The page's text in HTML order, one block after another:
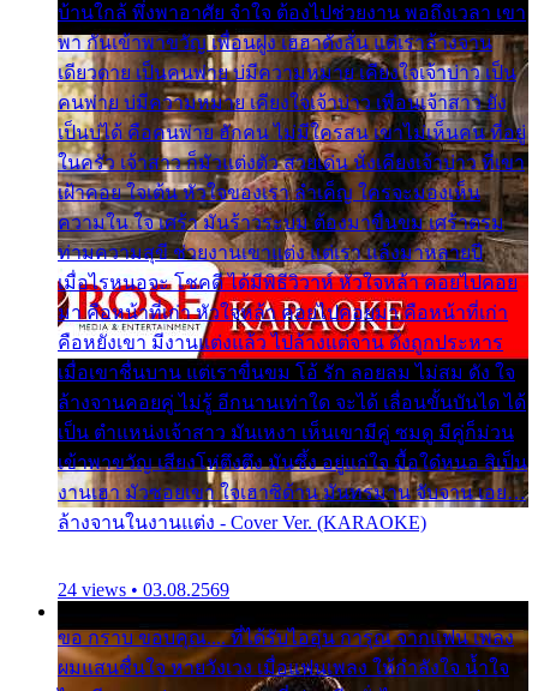
บ้านใกล้ พึ่งพาอาศัย จำใจ ต้องไปช่วยงาน พอถึงเวลา เขา
พา กันเข้าพาขวัญ เพื่อนฝูง เฮฮาดังลั่น แต่เราล้างจาน
เดียวดาย เป็นคนพ่าย บ่มีความหมาย เคียงใจเจ้าบ่าว เป็น
คนพ่าย บ่มีความหมาย เคียงใจเจ้าบ่าว เพื่อนเจ้าสาว ยัง
เป็นบ่ได้ คือคนพ่าย ฮักคน ไม่มีใครสน เขาไม่เห็นคน ที่อยู่
ในครัว เจ้าสาว ก็มัวแต่งตัว สวยเด่น นั่งเคียงเจ้าบ่าว ที่เขา
เฝ้าคอย ใจเต้น หัวใจของเรา ลำเค็ญ ใครจะมองเห็น
ความใน ใจ เศร้า มันร้าวระบม ต้องมาขื่นขม เศร้าตรม
ท่ามความสุขี ช่วยงานเขาแต่ง แต่เรา แล้งมาหลายปี
เมื่อไรหนอจะ โชคดี ได้มีพิธีวิวาห์ หัวใจหล้า คอยไปคอย
มา คือหน้าที่เก่า หัวใจหล้า คอยไปคอยมา คือหน้าที่เก่า
คือหยังเขา มีงานแต่งแล้ว ไปล้างแต่จาน ดั่งถูกประหาร
เมื่อเขาชื่นบาน แต่เราขื่นขม โอ้ รัก ลอยลม ไม่สม ดัง ใจ
ล้างจานคอยคู่ ไม่รู้ อีกนานเท่าใด จะได้ เลื่อนขั้นบันได ได้
เป็น ตำแหน่งเจ้าสาว มันเหงา เห็นเขามีคู่ ซมดู มีคู่ก็ม่วน
เข้าพาขวัญ เสียงโห่ตึงตึง มันซึ้ง อยู่แก่ใจ มื้อใด๋หนอ สิเป็น
งานเฮา มัวซอยเขา ใจเฮาซิด้าน มันทรมาน จับจาน เอย…
ล้างจานในงานแต่ง - Cover Ver. (KARAOKE)
24 views • 03.08.2569
ขอ กราบ ขอบคุณ.... ที่ได้รับไออุ่น การุณ จากแฟน เพลง
ผมแสนชื่นใจ หายวังเวง เมื่อแฟนเพลง ให้กำลังใจ น้ำใจ